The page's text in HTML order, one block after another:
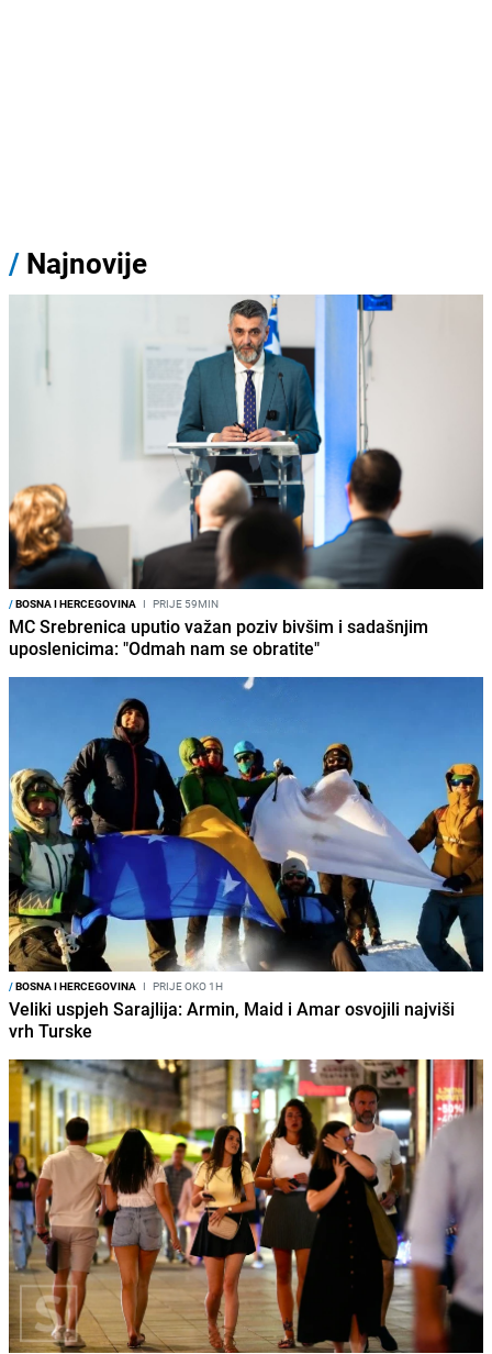
/ Najnovije
/BOSNA I HERCEGOVINA I PRIJE 59MIN
MC Srebrenica uputio važan poziv bivšim i sadašnjim
uposlenicima: "Odmah nam se obratite"
/BOSNA I HERCEGOVINA I PRIJE OKO 1H
Veliki uspjeh Sarajlija: Armin, Maid i Amar osvojili najviši
vrh Turske